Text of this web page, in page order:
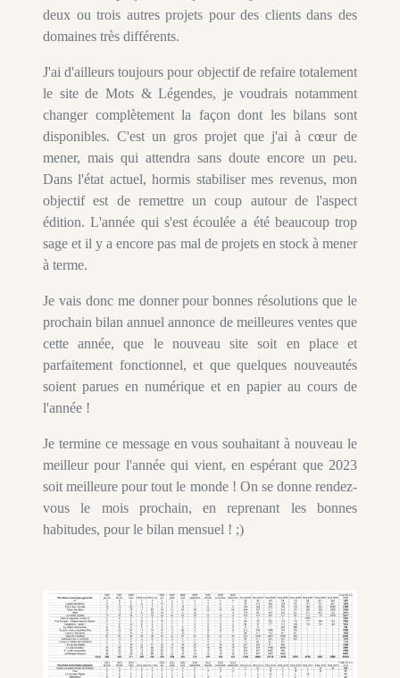
deux ou trois autres projets pour des clients dans des
domaines très différents.
J'ai d'ailleurs toujours pour objectif de refaire totalement
le site de Mots & Légendes, je voudrais notamment
changer complètement la façon dont les bilans sont
disponibles. C'est un gros projet que j'ai à cœur de
mener, mais qui attendra sans doute encore un peu.
Dans l'état actuel, hormis stabiliser mes revenus, mon
objectif est de remettre un coup autour de l'aspect
édition. L'année qui s'est écoulée a été beaucoup trop
sage et il y a encore pas mal de projets en stock à mener
à terme.
Je vais donc me donner pour bonnes résolutions que le
prochain bilan annuel annonce de meilleures ventes que
cette année, que le nouveau site soit en place et
parfaitement fonctionnel, et que quelques nouveautés
soient parues en numérique et en papier au cours de
l'année !
Je termine ce message en vous souhaitant à nouveau le
meilleur pour l'année qui vient, en espérant que 2023
soit meilleure pour tout le monde ! On se donne rendez-
vous le mois prochain, en reprenant les bonnes
habitudes, pour le bilan mensuel ! ;)